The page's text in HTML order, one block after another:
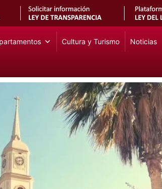
Cultura y Turismo Noticias